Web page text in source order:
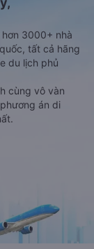
3000+ nhà
tất cả hãng
du lịch phủ
cùng vô vàn
án di